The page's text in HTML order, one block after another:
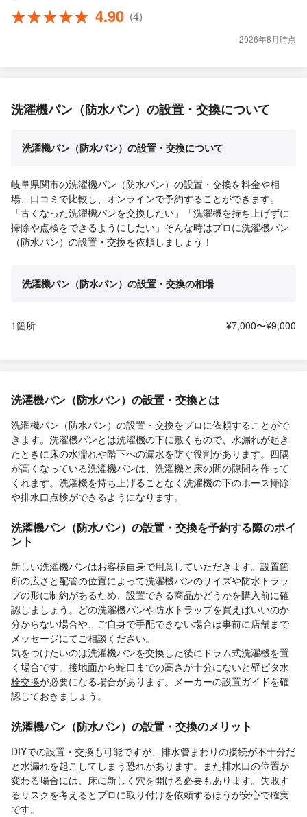
4.90 (4)
2026年8月時点
洗濯機パン（防水パン）の設置・交換について
洗濯機パン（防水パン）の設置・交換について
岐阜県関市の洗濯機パン（防水パン）の設置・交換を料金や相
場、口コミで比較し、オンラインで予約することができます。
「古くなった洗濯機パンを交換したい」「洗濯機を持ち上げずに
掃除や点検をできるようにしたい」そんな時はプロに洗濯機パン
（防水パン）の設置・交換を依頼しましょう！
洗濯機パン（防水パン）の設置・交換の相場
1箇所 ¥7,000〜¥9,000
洗濯機パン（防水パン）の設置・交換とは
洗濯機パン（防水パン）の設置・交換をプロに依頼することがで
きます。洗濯機パンとは洗濯機の下に敷くもので、水漏れが起き
たときに床の水濡れや階下への漏水を防ぐ役割があります。四隅
が高くなっている洗濯機パンは、洗濯機と床の間の隙間を作って
くれます。洗濯機を持ち上げることなく洗濯機の下のホース掃除
や排水口点検ができるようになります。
洗濯機パン（防水パン）の設置・交換を予約する際のポイ
ント
新しい洗濯機パンはお客様自身で用意していただきます。設置箇
所の広さと配管の位置によって洗濯機パンのサイズや防水トラッ
プの形に制約があるため、設置できる商品かどうかを購入前に確
認しましょう。どの洗濯機パンや防水トラップを買えばいいのか
分からない場合や、ご自身で手配できない場合は事前に店舗まで
メッセージにてご相談ください。
気をつけたいのは洗濯機パンを交換した後にドラム式洗濯機を置
く場合です。接地面から蛇口までの高さが十分にないと壁ピタ水
栓交換が必要になる場合があります。メーカーの設置ガイドを確
認しておきましょう。
洗濯機パン（防水パン）の設置・交換のメリット
DIYでの設置・交換も可能ですが、排水管まわりの接続が不十分だ
と水漏れを起こしてしまう恐れがあります。また排水口の位置が
変わる場合には、床に新しく穴を開ける必要もあります。失敗す
るリスクを考えるとプロに取り付けを依頼するほうが安心で確実
です。